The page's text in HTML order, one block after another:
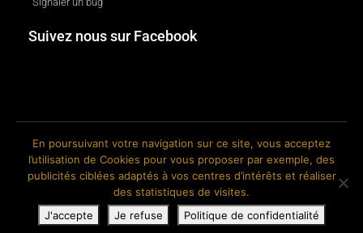
Suivez nous sur Facebook
© 2018-2026 The Ink Factory. Site web réalisé par Roland CAUVIN.
En poursuivant votre navigation sur ce site, vous acceptez
l’utilisation de Cookies pour vous proposer par exemple, des
publicités ciblées adaptés à vos centres d’intérêts et réaliser
des statistiques de visites.
J'accepte
Je refuse Politique de confidentialité